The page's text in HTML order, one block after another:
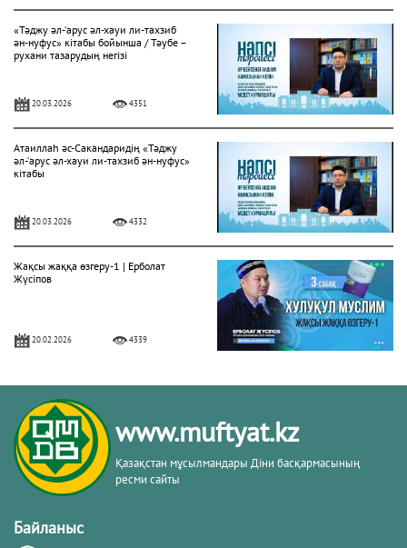
«Тәджу әл-‘арус әл-хауи ли-тахзиб
ән-нуфус» кітабы бойынша / Тәубе –
рухани тазарудың негізі
20.03.2026 4351
Атаиллаһ әс-Сакандаридің «Тәджу
әл-‘арус әл-хауи ли-тахзиб ән-нуфус»
кітабы
20.03.2026 4332
Жақсы жаққа өзгеру-1 | Ерболат
Жүсіпов
20.02.2026 4339
Жүрек сырлары 2-дәріс. Тәубе
тақырыбы. Әр-рисала әл-Қушайрия
кітабы негізінде
20.02.2026
www.muftyat.kz
Қазақстан мұсылмандары Діни басқармасының
ресми сайты
Байланыс